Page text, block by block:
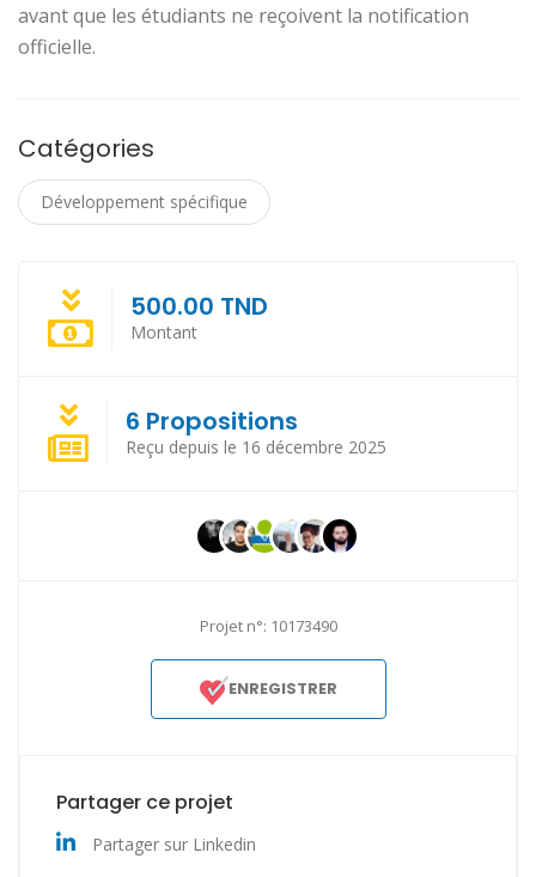
avant que les étudiants ne reçoivent la notification
officielle.
Catégories
Développement spécifique
500.00 TND
Montant
6 Propositions
Reçu depuis le 16 décembre 2025
Projet n°: 10173490
ENREGISTRER
Partager ce projet
Partager sur Linkedin